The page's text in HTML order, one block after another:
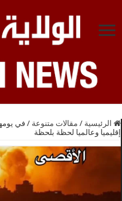
الرئيسية / مقالات متنوعة /
إقليميا وعالميا لحظة بلحظة